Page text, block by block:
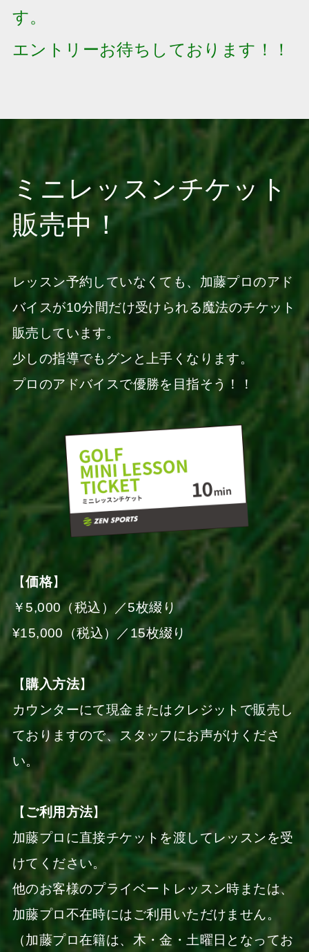
す。
エントリーお待ちしております！！
ミニレッスンチケット
販売中！
レッスン予約していなくても、加藤プロのアド
バイスが10分間だけ受けられる魔法のチケット
販売しています。
少しの指導でもグンと上手くなります。
プロのアドバイスで優勝を目指そう！！
【価格】
￥5,000（税込）／5枚綴り
¥15,000（税込）／15枚綴り
【購入方法】
カウンターにて現金またはクレジットで販売し
ておりますので、スタッフにお声がけくださ
い。
【 ご利用方法】
加藤プロに直接チケットを渡してレッスンを受
けてください。
他のお客様のプライベートレッスン時または、
加藤プロ不在時にはご利用いただけません。
（加藤プロ在籍は、木・金・土曜日となってお